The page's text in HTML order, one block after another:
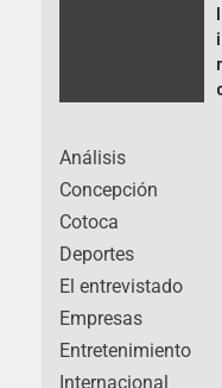
Análisis
Concepción
Cotoca
Deportes
El entrevistado
Empresas
Entretenimiento
Internacional